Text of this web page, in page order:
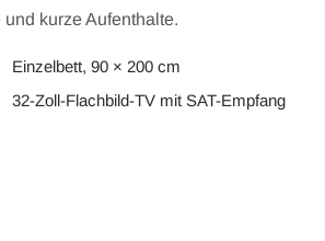
kurze Aufenthalte.
Einzelbett, 90 × 200 cm
32-Zoll-Flachbild-TV mit SAT-Empfang